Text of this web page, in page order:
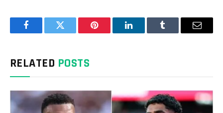
FacebookTwitter Pinterest LinkedInTumblr Email
RELATED POSTS